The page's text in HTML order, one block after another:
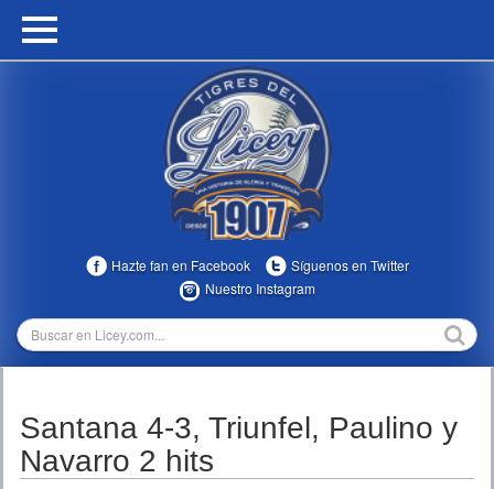
HOME
MULTIMEDIA
TEMPORADAS
Hazte fan en Facebook
Síguenos en Twitter
Nuestro Instagram
Santana 4-3, Triunfel, Paulino y
Navarro 2 hits